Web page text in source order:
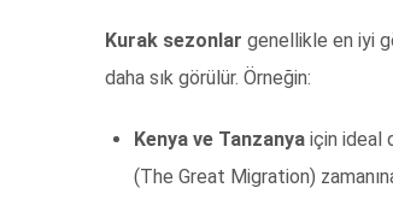
Kurak sezonlar genellikle en iyi
daha sık görülür. Örneğin:
Kenya ve Tanzanya için ideal
(The Great Migration)